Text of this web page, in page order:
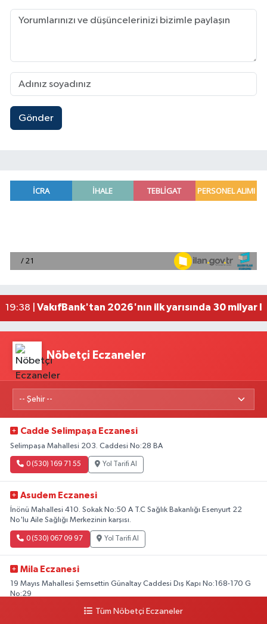
Gönder
20:05 |
Antalya'da apartman dairesinde çıkan
22:01 | 'Kutuplarda Sıfır Atık' kitabı tanıtıldı
Nöbetçi Eczaneler
Cadde Selimpaşa Eczanesi
Selimpaşa Mahallesi 203. Caddesi No:28 BA
0 (530) 169 71 55 Yol Tarifi Al
Asudem Eczanesi
İnönü Mahallesi 410. Sokak No:50 A T.C Sağlık Bakanlığı Esenyurt 22
No'lu Aile Sağlığı Merkezinin karşısı.
0 (530) 067 09 97 Yol Tarifi Al
Mila Eczanesi
19 Mayıs Mahallesi Şemsettin Günaltay Caddesi Dış Kapı No:168-170 G
No:29
Yol Tarifi Al
Tüm Nöbetçi Eczaneler